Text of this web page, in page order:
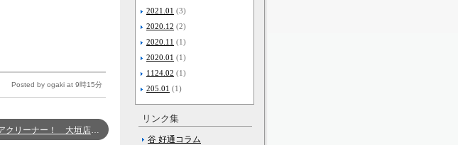
Posted by ogaki at 9時15分
2021.01 (3)
2020.12 (2)
2020.11 (1)
2020.01 (1)
1124.02 (1)
205.01 (1)
リンク集
谷 好通コラム